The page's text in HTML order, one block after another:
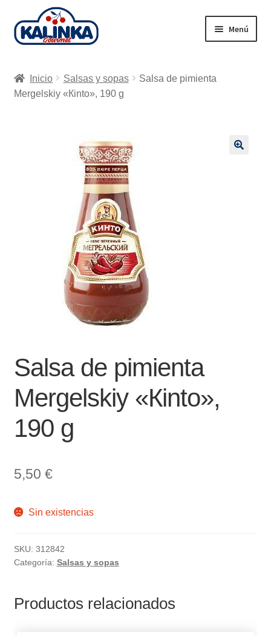
Ir
a
Ir
al
Menú
Tienda en línea
Inicio Salsas y sopas
Salsa de pimienta
Mergelskiy «Кinto», 190 g
Salsa de pimienta
Mergelskiy «Кinto»,
190 g
5,50 €
Sin existencias
SKU: 312842
Categoría: Salsas y sopas
Productos relacionados